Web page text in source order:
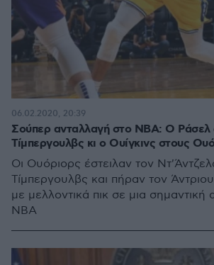
Σούπερ ανταλλαγή στο NBA: O Ράσελ
Τίμπεργουλβς κι ο Ουίγκινς στους
Οι Ουόριορς έστειλαν τον
Τίμπεργουλβς και πήραν τον
με μελλοντικά πικ σε μια σημαντική
NBA
06.02.2020, 20:39